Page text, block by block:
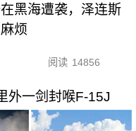
黑海遭袭，泽连斯
烦
阅读 14856
外一剑封喉F-15J